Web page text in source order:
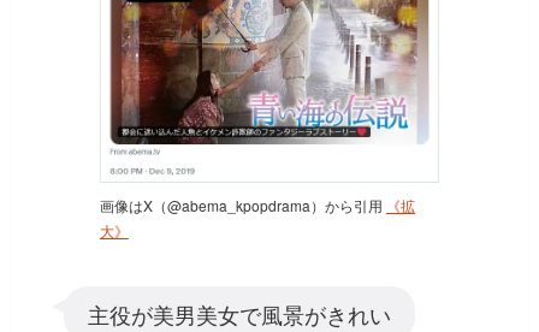
画像はX（@abema_kpopdrama）から引用
《拡
大》
主役が美男美女で風景がきれい